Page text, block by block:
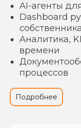
AI-агенты
Dashboard
собственника
Аналитика,
времени
процессов
Подробнее